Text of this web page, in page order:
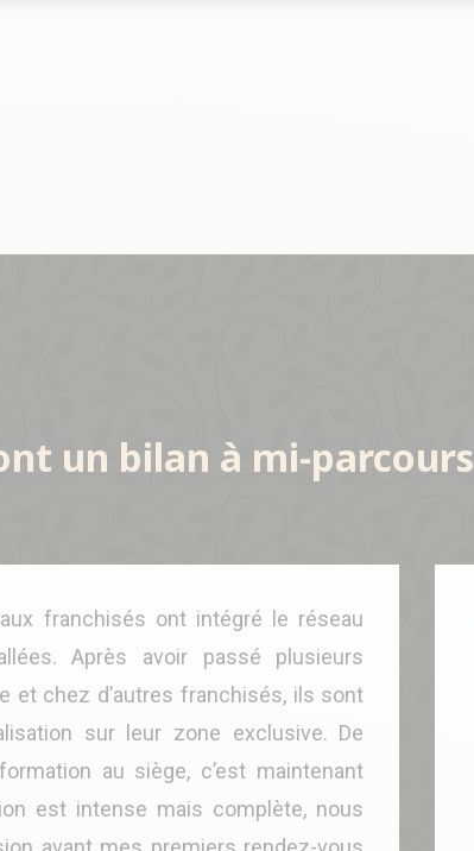
un bilan à mi-parcours
franchisés ont intégré le réseau
Après avoir passé plusieurs
et chez d’autres franchisés, ils sont
sur leur zone exclusive. De
au siège, c’est maintenant
est intense mais complète, nous